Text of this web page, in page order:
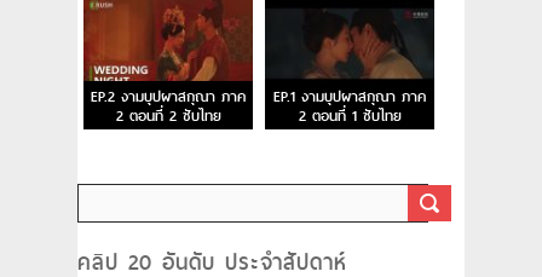
EP.2 งามบุปผาสกุณา ภาค
2 ตอนที่ 2 ซับไทย
EP.1 งามบุปผาสกุณา ภาค
2 ตอนที่ 1 ซับไทย
คลิป 20 อันดับ ประจำสัปดาห์